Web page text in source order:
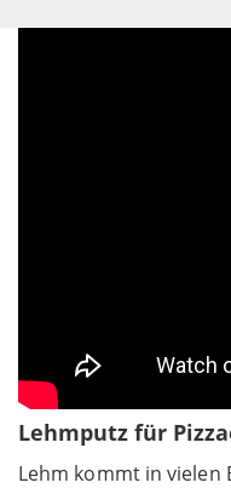
Lehmputz für
Lehm kommt in vielen